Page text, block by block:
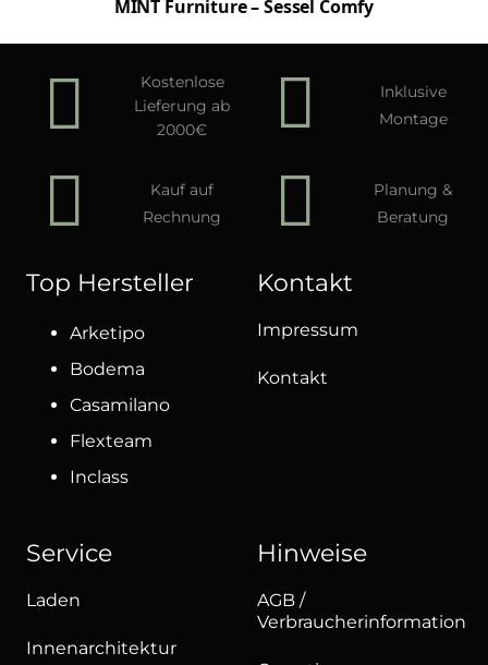
MINT Furniture – Sessel Comfy
Kostenlose
Lieferung ab
2000€
Inklusive
Montage
Kauf auf
Rechnung
Planung &
Beratung
Top Hersteller
Arketipo
Bodema
Casamilano
Flexteam
Inclass
Kontakt
Impressum
Kontakt
Service
Laden
Innenarchitektur
Hinweise
AGB /
Verbraucherinformation